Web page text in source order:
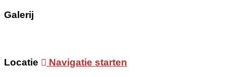
Galerij
Locatie Navigatie starten